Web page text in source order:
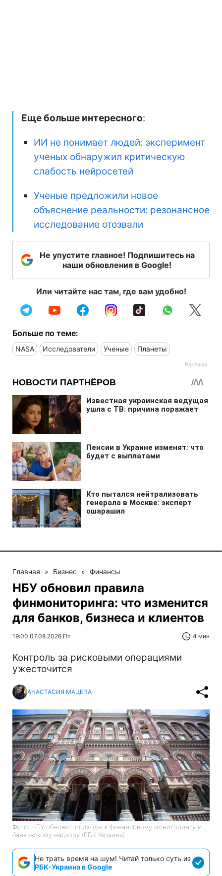
Еще больше интересного:
ИИ не понимает людей: эксперимент
ученых обнаружил критическую
слабость нейросетей
Ученые предложили новое
объяснение реальности: резонансное
исследование отозвали
Не упустите главное! Подпишитесь на
наши обновления в Google!
Или читайте нас там, где вам удобно!
Больше по теме:
NASA Исследователи Ученые Планеты
Главная » Бизнес » Финансы
НБУ обновил правила
финмониторинга: что изменится
для банков, бизнеса и клиентов
19:00 07.08.2026 Пт 4 мин
Контроль за рисковыми операциями
ужесточится
АНАСТАСИЯ МАЦЕПА
Фото: НБУ обновил подходы к финансовому мониторингу и
банковскому надзору (РБК-Украина)
Не трать время на шум! Читай только суть из
РБК-Украина в Google